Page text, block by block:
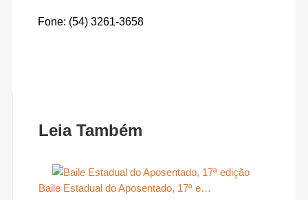
Fone: (54) 3261-3658
Leia Também
Baile Estadual do Aposentado, 17ª e…